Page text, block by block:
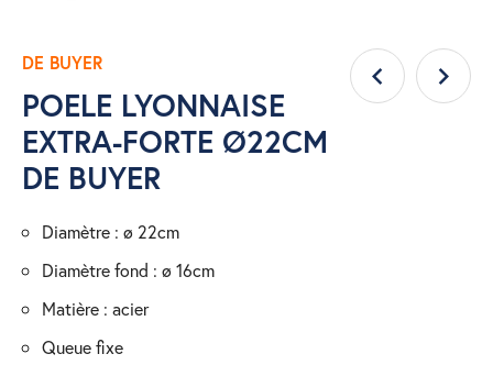
DE BUYER
POELE LYONNAISE
EXTRA-FORTE Ø22CM
DE BUYER
diamètre : ø 22cm
diamètre fond : ø 16cm
matière : acier
queue fixe